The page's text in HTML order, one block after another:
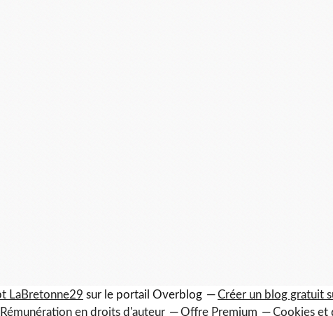
LaBretonne29 sur le portail Overblog Créer un blog gratuit
Rémunération en droits d'auteur
Offre Premium Cookies et